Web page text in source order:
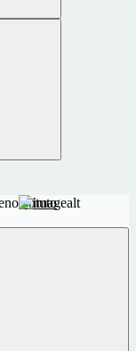
Istituto